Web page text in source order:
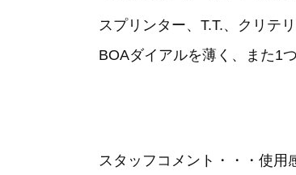
スプリンター、T.T.、クリテ
BOAダイアルを薄く、また1
スタッフコメント・・・使用